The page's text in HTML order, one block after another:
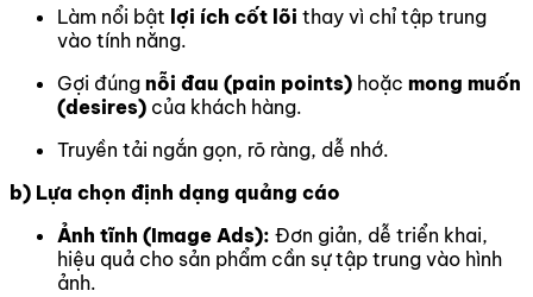
Làm nổi bật lợi ích cốt lõi thay vì chỉ tập trung
vào tính năng.
Gợi đúng nỗi đau (pain points) hoặc mong muốn
(desires) của khách hàng.
Truyền tải ngắn gọn, rõ ràng, dễ nhớ.
b) Lựa chọn định dạng quảng cáo
Ảnh tĩnh (Image Ads): Đơn giản, dễ triển khai,
hiệu quả cho sản phẩm cần sự tập trung vào hình
ảnh.